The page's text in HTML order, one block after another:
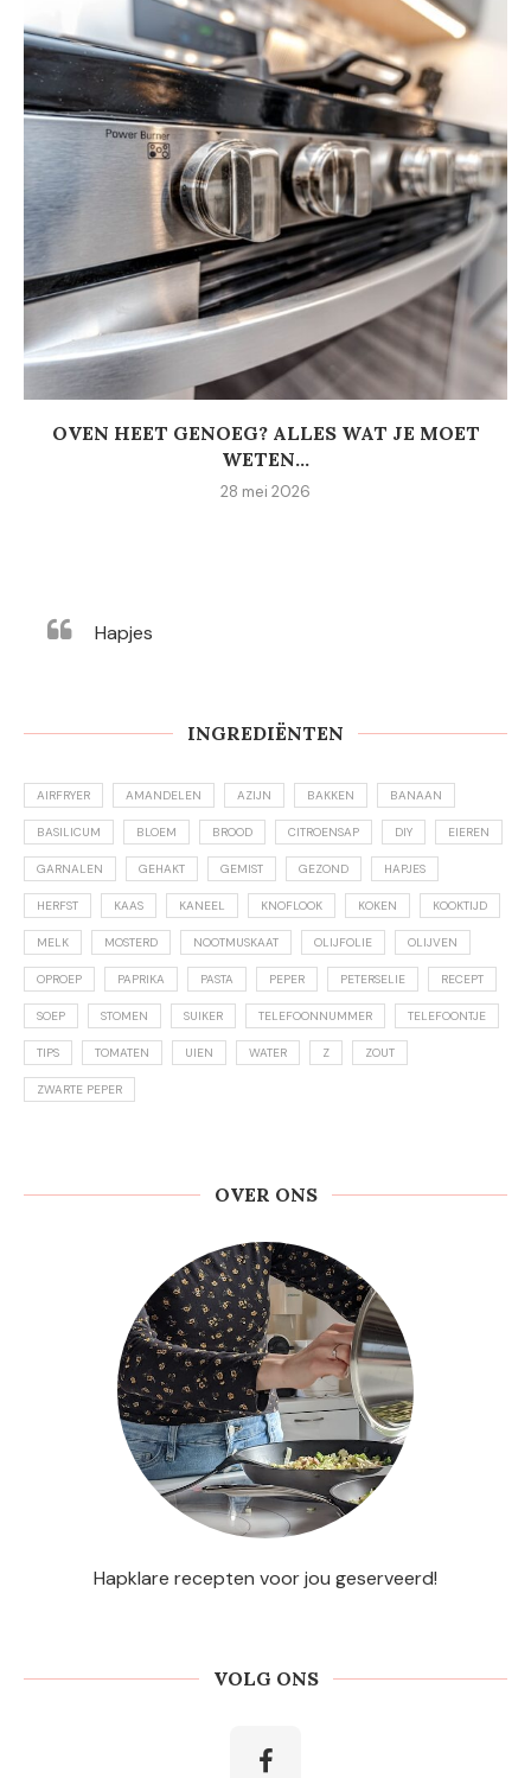
OVEN HEET GENOEG? ALLES WAT JE MOET
WETEN...
28 mei 2026
Hapjes
INGREDIËNTEN
AIRFRYER AMANDELEN AZIJN BAKKEN BANAAN
BASILICUM BLOEM BROOD CITROENSAP DIY EIEREN
GARNALEN GEHAKT GEMIST GEZOND HAPJES
HERFST KAAS KANEEL KNOFLOOK KOKEN KOOKTIJD
MELK MOSTERD NOOTMUSKAAT OLIJFOLIE OLIJVEN
OPROEP PAPRIKA PASTA PEPER PETERSELIE RECEPT
SOEP STOMEN SUIKER TELEFOONNUMMER TELEFOONTJE
TIPS TOMATEN UIEN WATER Z ZOUT
ZWARTE PEPER
OVER ONS
Hapklare recepten voor jou geserveerd!
VOLG ONS